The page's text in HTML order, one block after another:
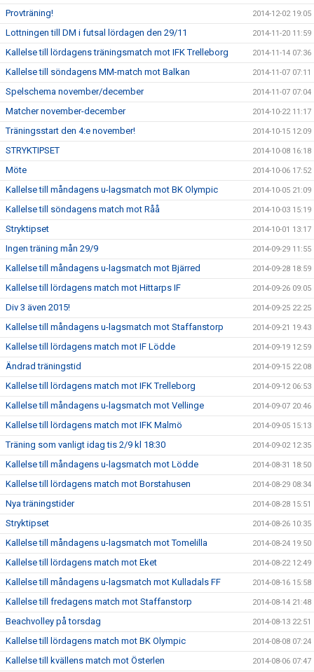
Provträning! 2014-12-02 19:05
Lottningen till DM i futsal lördagen den 29/11 2014-11-20 11:59
Kallelse till lördagens träningsmatch mot IFK Trelleborg 2014-11-14 07:36
Kallelse till söndagens MM-match mot Balkan 2014-11-07 07:11
Spelschema november/december 2014-11-07 07:04
Matcher november-december 2014-10-22 11:17
Träningsstart den 4:e november! 2014-10-15 12:09
STRYKTIPSET 2014-10-08 16:18
Möte 2014-10-06 17:52
Kallelse till måndagens u-lagsmatch mot BK Olympic 2014-10-05 21:09
Kallelse till söndagens match mot Råå 2014-10-03 15:19
Stryktipset 2014-10-01 13:17
Ingen träning mån 29/9 2014-09-29 11:55
Kallelse till måndagens u-lagsmatch mot Bjärred 2014-09-28 18:59
Kallelse till lördagens match mot Hittarps IF 2014-09-26 09:05
Div 3 även 2015! 2014-09-25 22:25
Kallelse till måndagens u-lagsmatch mot Staffanstorp 2014-09-21 19:43
Kallelse till lördagens match mot IF Lödde 2014-09-19 12:59
Ändrad träningstid 2014-09-15 22:08
Kallelse till lördagens match mot IFK Trelleborg 2014-09-12 06:53
Kallelse till måndagens u-lagsmatch mot Vellinge 2014-09-07 20:46
Kallelse till lördagens match mot IFK Malmö 2014-09-05 15:13
Träning som vanligt idag tis 2/9 kl 18:30 2014-09-02 12:35
Kallelse till måndagens u-lagsmatch mot Lödde 2014-08-31 18:50
Kallelse till lördagens match mot Borstahusen 2014-08-29 08:34
Nya träningstider 2014-08-28 15:51
Stryktipset 2014-08-26 10:35
Kallelse till måndagens u-lagsmatch mot Tomelilla 2014-08-24 19:50
Kallelse till lördagens match mot Eket 2014-08-22 12:49
Kallelse till måndagens u-lagsmatch mot Kulladals FF 2014-08-16 15:58
Kallelse till fredagens match mot Staffanstorp 2014-08-14 21:48
Beachvolley på torsdag 2014-08-13 22:51
Kallelse till lördagens match mot BK Olympic 2014-08-08 07:24
Kallelse till kvällens match mot Österlen 2014-08-06 07:47